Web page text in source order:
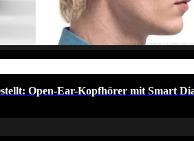
Open-Ear-Kopfhörer mit Smart